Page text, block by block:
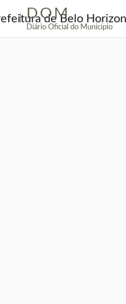
| DOM
Diário Oficial do Município